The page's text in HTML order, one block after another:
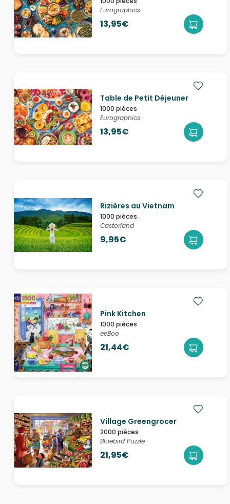
Eurographics
13,95€
Table de Petit Déjeuner
1000 pièces
Eurographics
13,95€
Rizières au Vietnam
1000 pièces
Castorland
9,95€
Pink Kitchen
1000 pièces
eeBoo
21,44€
Village Greengrocer
2000 pièces
Bluebird Puzzle
21,95€